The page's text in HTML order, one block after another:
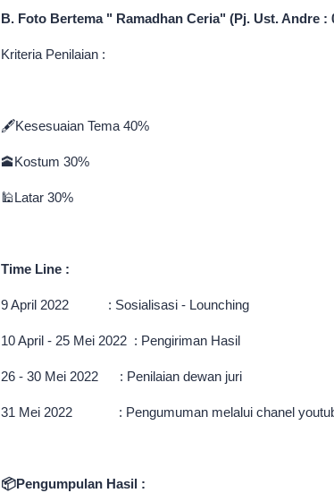
B. Foto Bertema " Ramadhan Ceria" (Pj. Ust. Andre :
Kriteria Penilaian :
🖋️Kesesuaian Tema 40%
🕋Kostum 30%
🕌Latar 30%
Time Line :
9 April 2022 : Sosialisasi - Lounching
10 April - 25 Mei 2022 : Pengiriman Hasil
26 - 30 Mei 2022 : Penilaian dewan juri
31 Mei 2022 : Pengumuman melalui chanel
📦Pengumpulan Hasil :